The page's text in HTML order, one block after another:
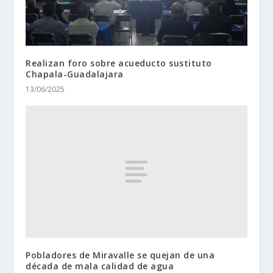
Realizan foro sobre acueducto sustituto
Chapala-Guadalajara
13/06/2025
Pobladores de Miravalle se quejan de una
década de mala calidad de agua